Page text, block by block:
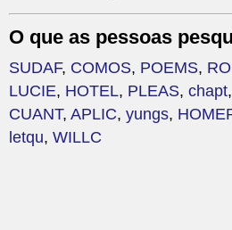
O que as pessoas
SUDAF, COMOS, POEMS,
LUCIE, HOTEL, PLEAS, chapt,
CUANT, APLIC, yungs,
letqu, WILLC